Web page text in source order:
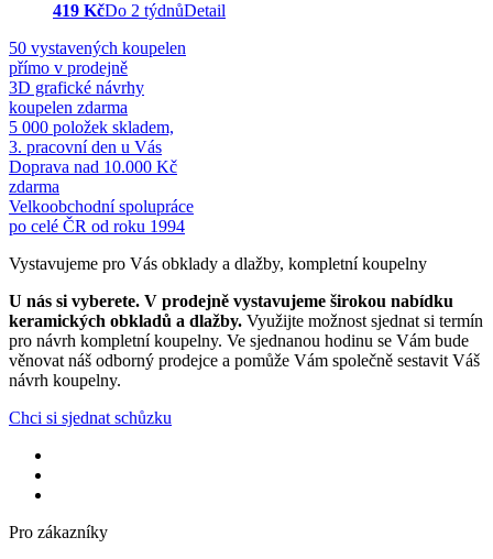
419 KčDo 2 týdnůDetail
50 vystavených koupelen
přímo v prodejně
3D grafické návrhy
koupelen zdarma
5 000 položek skladem,
3. pracovní den u Vás
Doprava nad 10.000 Kč
zdarma
Velkoobchodní spolupráce
po celé ČR od roku 1994
Vystavujeme pro Vás obklady a dlažby, kompletní koupelny
U nás si vyberete. V prodejně vystavujeme širokou nabídku
keramických obkladů a dlažby. Využijte možnost sjednat si termín
pro návrh kompletní koupelny. Ve sjednanou hodinu se Vám bude
věnovat náš odborný prodejce a pomůže Vám společně sestavit Váš
návrh koupelny.
Chci si sjednat schůzku
Pro zákazníky